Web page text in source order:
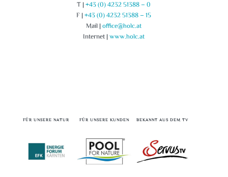
T |+43 (0) 4232 51388 – 0
F |+43 (0) 4232 51388 – 15
Mail |office@holc.at
Internet |www.holc.at
FÜR UNSERE NATUR FÜR UNSERE KUNDEN BEKANNT AUS DEM TV